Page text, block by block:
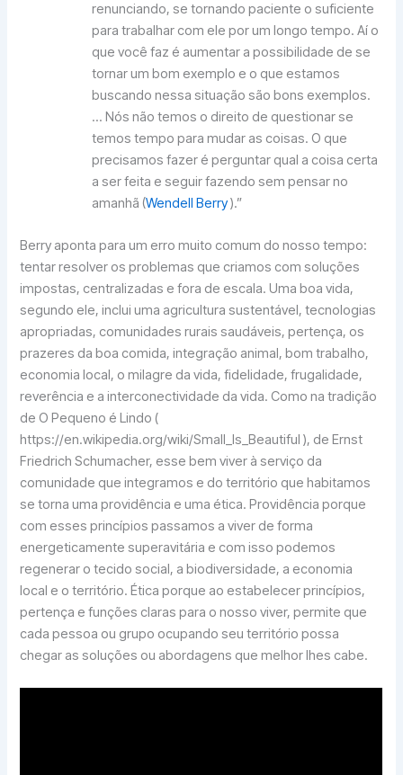
renunciando, se tornando paciente o suficiente
para trabalhar com ele por um longo tempo. Aí o
que você faz é aumentar a possibilidade de se
tornar um bom exemplo e o que estamos
buscando nessa situação são bons exemplos.
… Nós não temos o direito de questionar se
temos tempo para mudar as coisas. O que
precisamos fazer é perguntar qual a coisa certa
a ser feita e seguir fazendo sem pensar no
amanhã (Wendell Berry).”
Berry aponta para um erro muito comum do nosso tempo:
tentar resolver os problemas que criamos com soluções
impostas, centralizadas e fora de escala. Uma boa vida,
segundo ele, inclui uma agricultura sustentável, tecnologias
apropriadas, comunidades rurais saudáveis, pertença, os
prazeres da boa comida, integração animal, bom trabalho,
economia local, o milagre da vida, fidelidade, frugalidade,
reverência e a interconectividade da vida. Como na tradição
de O Pequeno é Lindo (
https://en.wikipedia.org/wiki/Small_Is_Beautiful ), de Ernst
Friedrich Schumacher, esse bem viver à serviço da
comunidade que integramos e do território que habitamos
se torna uma providência e uma ética. Providência porque
com esses princípios passamos a viver de forma
energeticamente superavitária e com isso podemos
regenerar o tecido social, a biodiversidade, a economia
local e o território. Ética porque ao estabelecer princípios,
pertença e funções claras para o nosso viver, permite que
cada pessoa ou grupo ocupando seu território possa
chegar as soluções ou abordagens que melhor lhes cabe.